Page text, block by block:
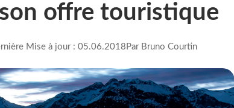
offre touristique
Mise à jour : 05.06.2018Par Bruno Courtin